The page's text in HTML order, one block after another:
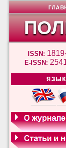
ISSN:
E-ISSN:
ЯЗЫК